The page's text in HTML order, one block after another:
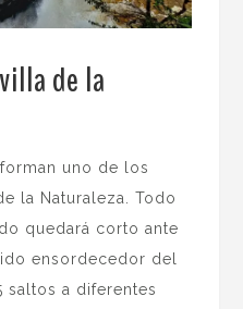
de la
forman uno de los
la Naturaleza. Todo
quedará corto ante
ensordecedor del
saltos a diferentes